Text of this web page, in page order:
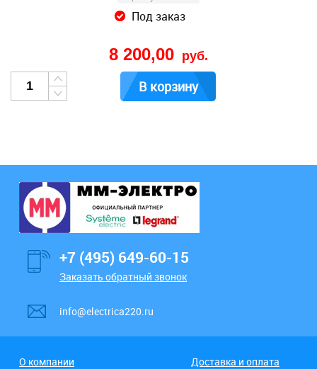
Под заказ
8 200,00 руб.
В корзину
+7 (495) 649-60-15
Заказать обратный звонок
info@electrica220.ru
О компании
Доставка и оплата